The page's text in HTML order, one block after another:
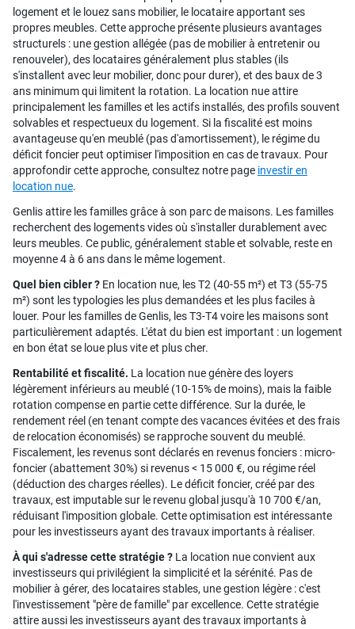
logement et le louez sans mobilier, le locataire apportant ses
propres meubles. Cette approche présente plusieurs avantages
structurels : une gestion allégée (pas de mobilier à entretenir ou
renouveler), des locataires généralement plus stables (ils
s'installent avec leur mobilier, donc pour durer), et des baux de 3
ans minimum qui limitent la rotation. La location nue attire
principalement les familles et les actifs installés, des profils souvent
solvables et respectueux du logement. Si la fiscalité est moins
avantageuse qu'en meublé (pas d'amortissement), le régime du
déficit foncier peut optimiser l'imposition en cas de travaux. Pour
approfondir cette approche, consultez notre page investir en
location nue.
Genlis attire les familles grâce à son parc de maisons. Les familles
recherchent des logements vides où s'installer durablement avec
leurs meubles. Ce public, généralement stable et solvable, reste en
moyenne 4 à 6 ans dans le même logement.
Quel bien cibler ? En location nue, les T2 (40-55 m²) et T3 (55-75
m²) sont les typologies les plus demandées et les plus faciles à
louer. Pour les familles de Genlis, les T3-T4 voire les maisons sont
particulièrement adaptés. L'état du bien est important : un logement
en bon état se loue plus vite et plus cher.
Rentabilité et fiscalité. La location nue génère des loyers
légèrement inférieurs au meublé (10-15% de moins), mais la faible
rotation compense en partie cette différence. Sur la durée, le
rendement réel (en tenant compte des vacances évitées et des frais
de relocation économisés) se rapproche souvent du meublé.
Fiscalement, les revenus sont déclarés en revenus fonciers : micro-
foncier (abattement 30%) si revenus < 15 000 €, ou régime réel
(déduction des charges réelles). Le déficit foncier, créé par des
travaux, est imputable sur le revenu global jusqu'à 10 700 €/an,
réduisant l'imposition globale. Cette optimisation est intéressante
pour les investisseurs ayant des travaux importants à réaliser.
À qui s'adresse cette stratégie ? La location nue convient aux
investisseurs qui privilégient la simplicité et la sérénité. Pas de
mobilier à gérer, des locataires stables, une gestion légère : c'est
l'investissement "père de famille" par excellence. Cette stratégie
attire aussi les investisseurs ayant des travaux importants à